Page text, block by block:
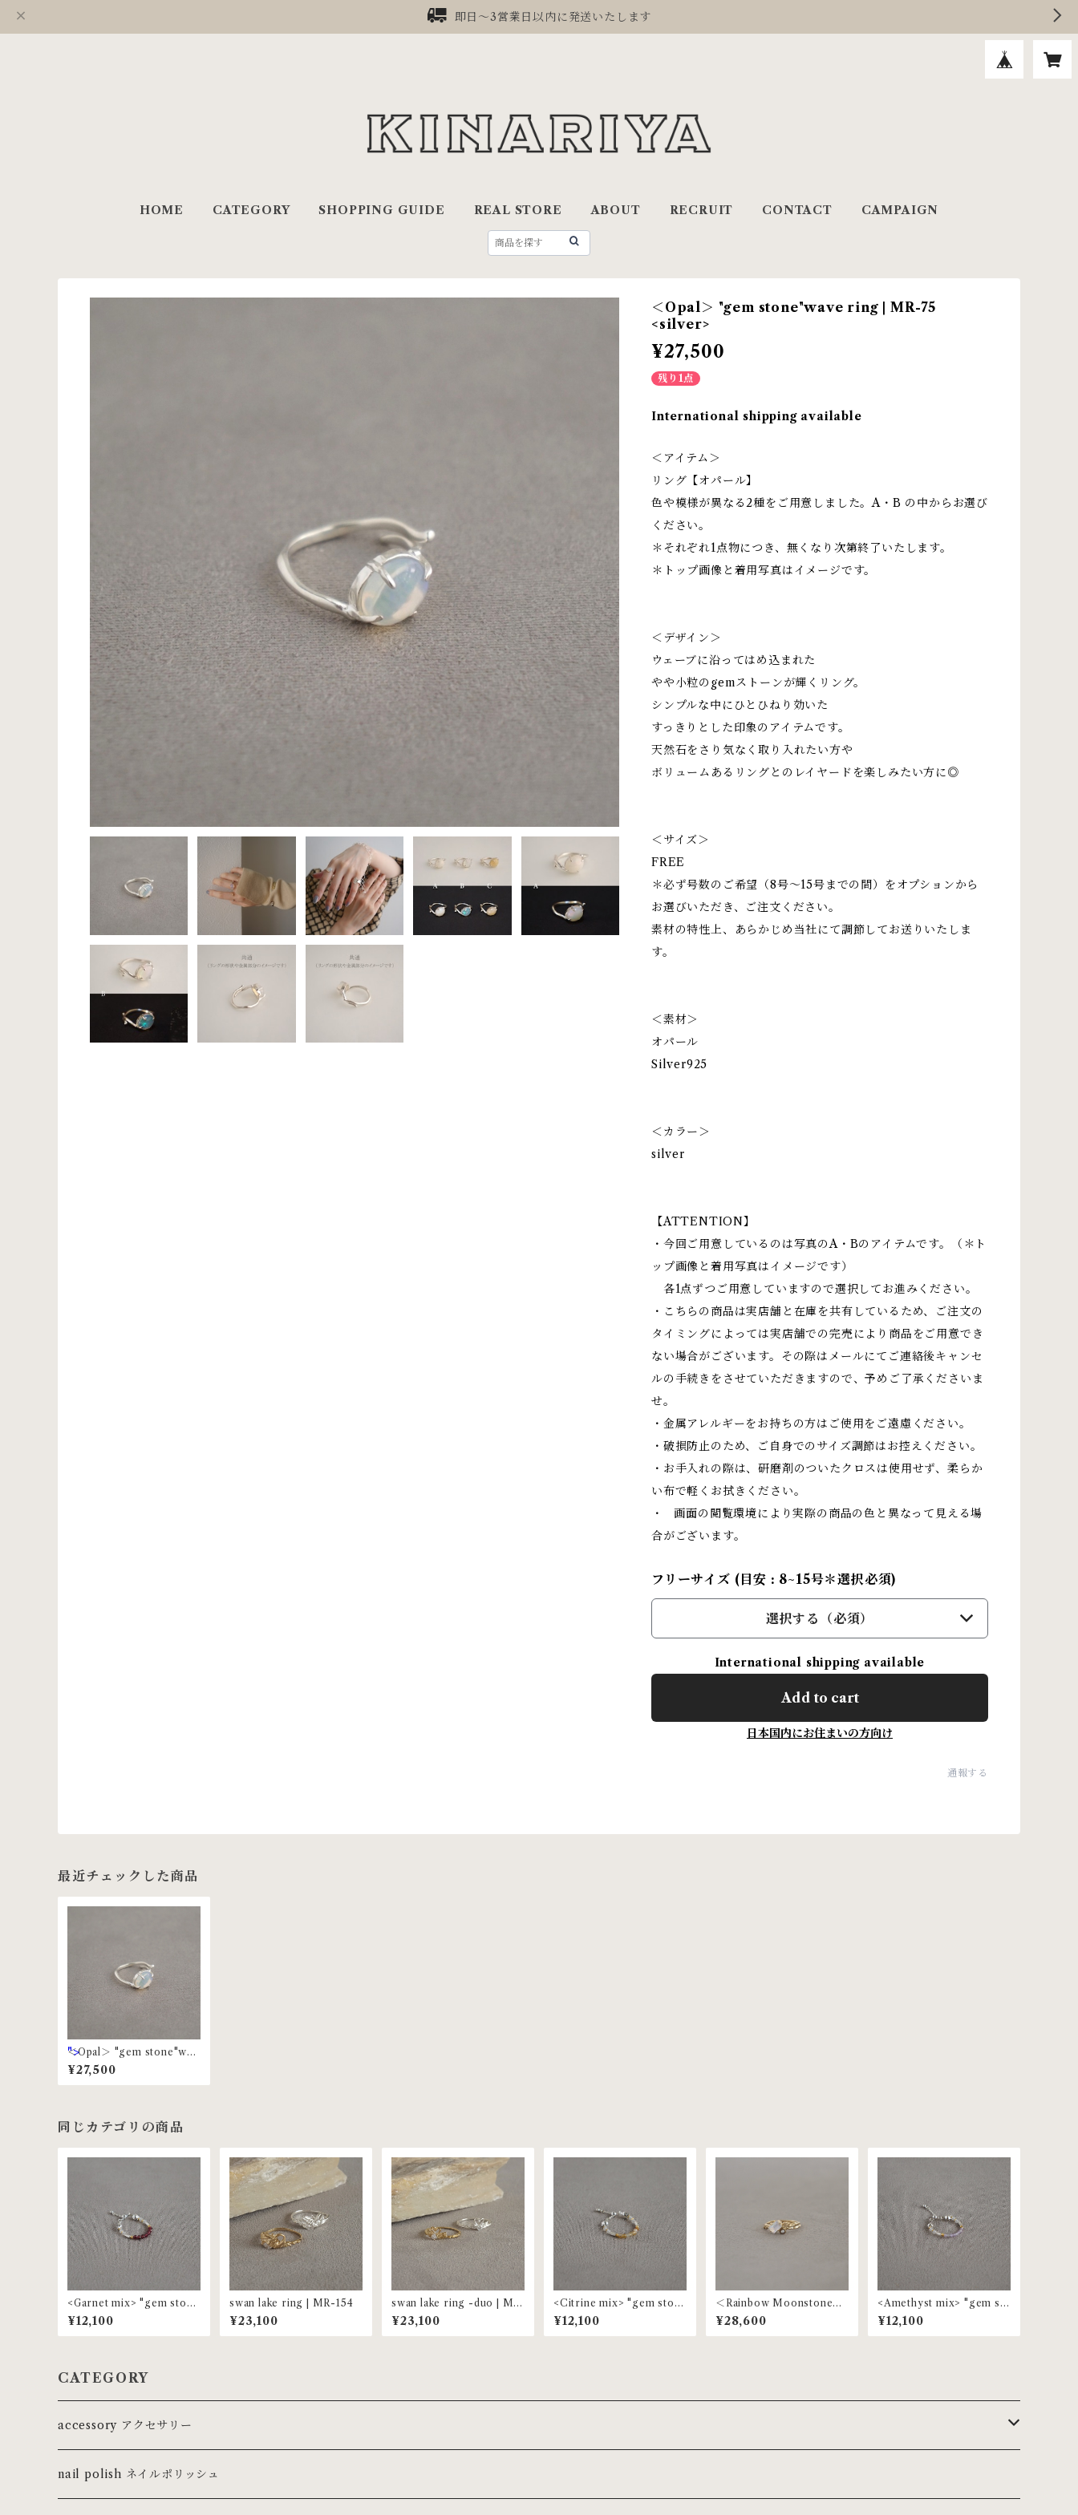
即日〜3営業日以内に発送いたします
HOME CATEGORY SHOPPING GUIDE REAL STORE ABOUT RECRUIT CONTACT CAMPAIGN
＜Opal＞ "gem stone"wave ring | MR-75
<silver>
¥27,500
残り1点
International shipping available
＜アイテム＞
リング【オパール】
色や模様が異なる2種をご用意しました。A・B の中からお選び
ください。
＊それぞれ1点物につき、無くなり次第終了いたします。
＊トップ画像と着用写真はイメージです。
＜デザイン＞
ウェーブに沿ってはめ込まれた
やや小粒のgemストーンが輝くリング。
シンプルな中にひとひねり効いた
すっきりとした印象のアイテムです。
天然石をさり気なく取り入れたい方や
ボリュームあるリングとのレイヤードを楽しみたい方に◎
＜サイズ＞
FREE
＊必ず号数のご希望（8号〜15号までの間）をオプションから
お選びいただき、ご注文ください。
素材の特性上、あらかじめ当社にて調節してお送りいたしま
す。
＜素材＞
オパール
Silver925
＜カラー＞
silver
【ATTENTION】
・今回ご用意しているのは写真のA・Bのアイテムです。（＊ト
ップ画像と着用写真はイメージです）
各1点ずつご用意していますので選択してお進みください。
・こちらの商品は実店舗と在庫を共有しているため、ご注文の
タイミングによっては実店舗での完売により商品をご用意でき
ない場合がございます。その際はメールにてご連絡後キャンセ
ルの手続きをさせていただきますので、予めご了承くださいま
せ。
・金属アレルギーをお持ちの方はご使用をご遠慮ください。
・破損防止のため、ご自身でのサイズ調節はお控えください。
・お手入れの際は、研磨剤のついたクロスは使用せず、柔らか
い布で軽くお拭きください。
・ 画面の閲覧環境により実際の商品の色と異なって見える場
合がございます。
フリーサイズ (目安 : 8~15号＊選択必須)
選択する（必須）
International shipping available
Add to cart
日本国内にお住まいの方向け
通報する
最近チェックした商品
">
＜Opal＞ "gem stone"wav
e ring | MR-75 <silver>
¥27,500
同じカテゴリの商品
<Garnet mix> "gem ston
e" beaded ring | MR-153
¥12,100
swan lake ring | MR-154
¥23,100
swan lake ring -duo | MR
-155
¥23,100
<Citrine mix> "gem ston
e" beaded ring | MR-153
¥12,100
＜Rainbow Moonstone
＞"gem stone" pearl ring
| MR-97
¥28,600
<Amethyst mix> "gem st
one" beaded ring | MR-15
3
¥12,100
CATEGORY
accessory アクセサリー
ring リング
nail polish ネイルポリッシュ